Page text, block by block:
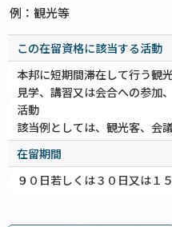
例：観光等
この在留資格に該当する活動
本邦に短期間滞在して行う観
見学、講習又は会合への参加
活動
該当例としては、観光客、会
在留期間
９０日若しくは３０日又は１